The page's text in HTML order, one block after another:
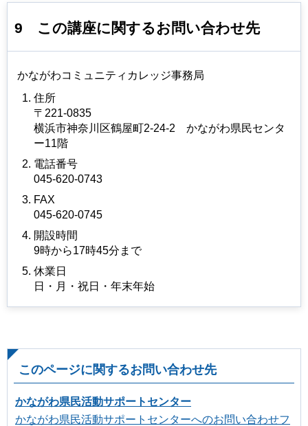
9 この講座に関するお問い合わせ先
かながわコミュニティカレッジ事務局
住所
〒221-0835
横浜市神奈川区鶴屋町2-24-2
かながわ県民センタ
ー11階
電話番号
045-620-0743
FAX
045-620-0745
開設時間
9時から17時45分まで
休業日
日・月・祝日・年末年始
このページに関するお問い合わせ先
かながわ県民活動サポートセンター
かながわ県民活動サポートセンターへのお問い合わせフ